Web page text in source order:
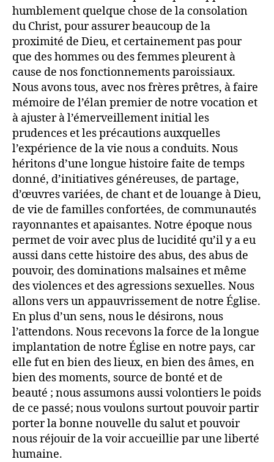
humblement quelque chose de la consolation
du Christ, pour assurer beaucoup de la
proximité de Dieu, et certainement pas pour
que des hommes ou des femmes pleurent à
cause de nos fonctionnements paroissiaux.
Nous avons tous, avec nos frères prêtres, à faire
mémoire de l’élan premier de notre vocation et
à ajuster à l’émerveillement initial les
prudences et les précautions auxquelles
l’expérience de la vie nous a conduits. Nous
héritons d’une longue histoire faite de temps
donné, d’initiatives généreuses, de partage,
d’œuvres variées, de chant et de louange à Dieu,
de vie de familles confortées, de communautés
rayonnantes et apaisantes. Notre époque nous
permet de voir avec plus de lucidité qu’il y a eu
aussi dans cette histoire des abus, des abus de
pouvoir, des dominations malsaines et même
des violences et des agressions sexuelles. Nous
allons vers un appauvrissement de notre Église.
En plus d’un sens, nous le désirons, nous
l’attendons. Nous recevons la force de la longue
implantation de notre Église en notre pays, car
elle fut en bien des lieux, en bien des âmes, en
bien des moments, source de bonté et de
beauté ; nous assumons aussi volontiers le poids
de ce passé; nous voulons surtout pouvoir partir
porter la bonne nouvelle du salut et pouvoir
nous réjouir de la voir accueillie par une liberté
humaine.